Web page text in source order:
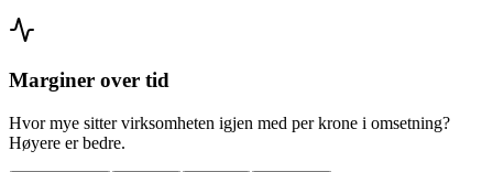
Marginer over tid
Hvor mye sitter virksomheten igjen med per krone i omsetning?
Høyere er bedre.